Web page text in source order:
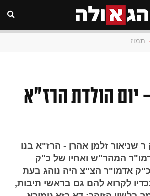
תמוז
יום הולדת הרז"א
שניאור זלמן אהרן - הרז"א בנו
המהר"ש ואחיו של כ"ק
אדמו"ר הצ"צ היה נוהג בעת
לקרוא להם גם בראשי תיבות,